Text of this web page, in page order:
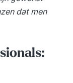
met
tevens
is goed voor
dat men